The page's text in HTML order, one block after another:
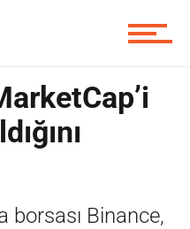
borsası Binance,